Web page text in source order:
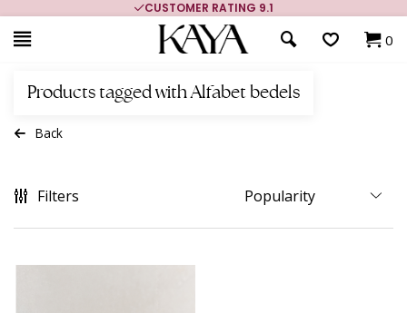
CUSTOMER RATING 9.1
0
Products tagged with Alfabet bedels
Back
Filters